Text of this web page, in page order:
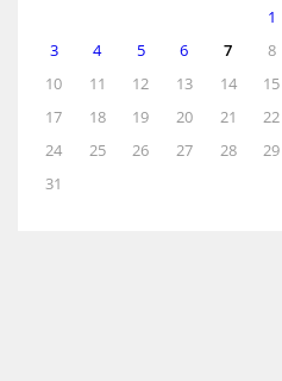
1
3
4 5 6 7 8
10
11 12 13 14 15
17
18 19 20 21 22
24
25 26 27 28 29
31